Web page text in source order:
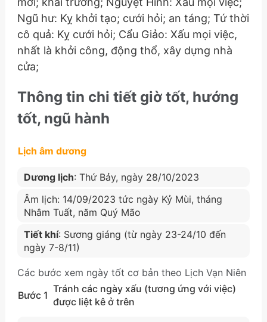
Ngũ hư: Kỵ khởi tạo; cưới hỏi; an táng; Tứ thời
cô quả: Kỵ cưới hỏi; Cẩu Giảo: Xấu mọi việc,
nhất là khởi công, động thổ, xây dựng nhà
cửa;
Thông tin chi tiết giờ tốt, hướng
tốt, ngũ hành
Lịch âm dương
Dương lịch: Thứ Bảy, ngày 28/10/2023
Âm lịch: 14/09/2023 tức ngày Kỷ Mùi, tháng
Nhâm Tuất, năm Quý Mão
Tiết khí: Sương giáng (từ ngày 23-24/10 đến
ngày 7-8/11)
Các bước xem ngày tốt cơ bản theo Lịch Vạn Niên
Bước 1
Tránh các ngày xấu (tương ứng với việc)
được liệt kê ở trên